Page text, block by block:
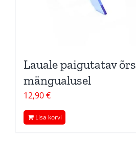
Lauale paigutatav õrs
mängualusel
12,90€
Lisa korvi